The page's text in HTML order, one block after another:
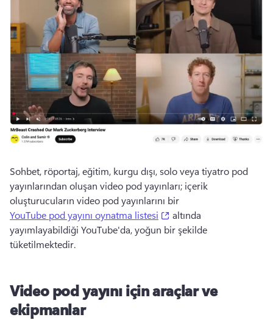
Sohbet, röportaj, eğitim, kurgu dışı, solo veya tiyatro pod
yayınlarından oluşan video pod yayınları; içerik
oluşturucuların video pod yayınlarını bir
YouTube pod yayını oynatma listesi
(opens in a new tab)
altında
yayımlayabildiği YouTube'da, yoğun bir şekilde
tüketilmektedir.
Video pod yayını için araçlar ve
ekipmanlar